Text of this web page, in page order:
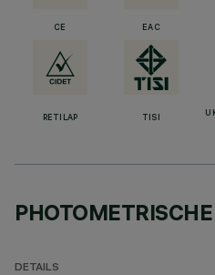
CE EAC
RETILAP TISI
DETAILS